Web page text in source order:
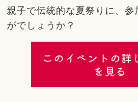
親子で伝統的な夏祭りに、参
がでしょうか？
このイベントの詳
を見る